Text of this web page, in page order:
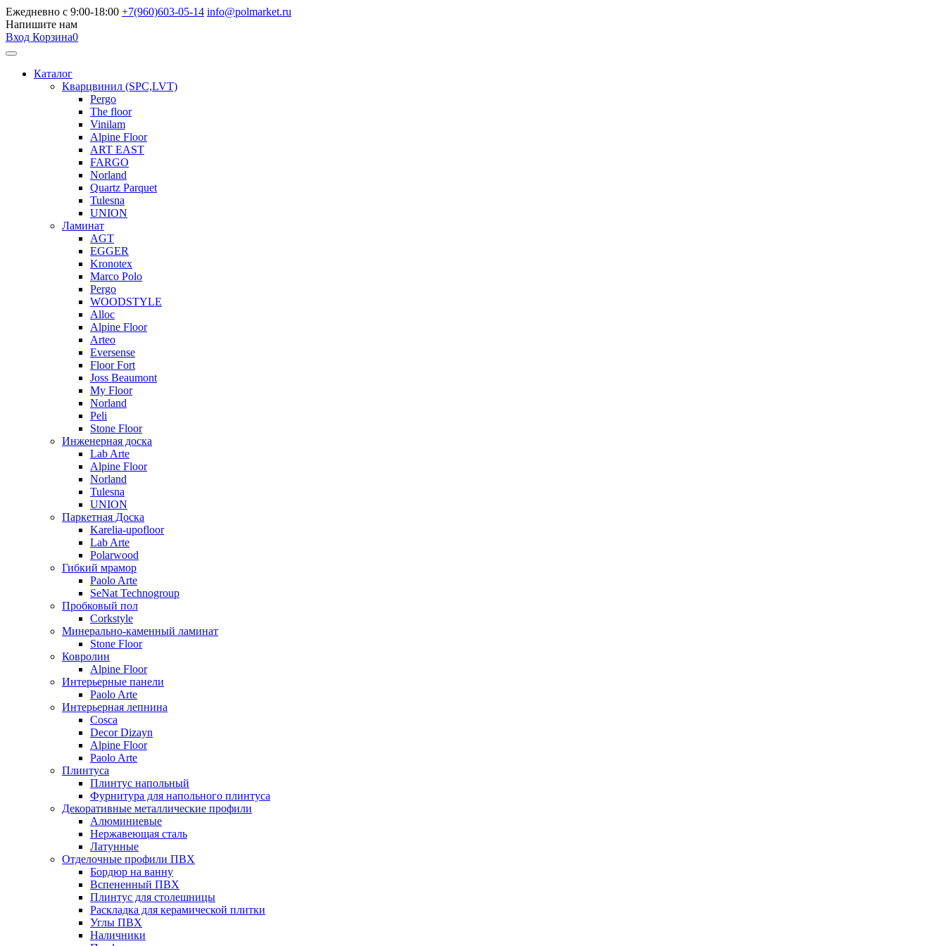
Ежедневно с 9:00-18:00 +7(960)603-05-14 info@polmarket.ru
Напишите нам
Вход Корзина0
Каталог
Кварцвинил (SPC,LVT)
Pergo
The floor
Vinilam
Alpine Floor
ART EAST
FARGO
Norland
Quartz Parquet
Tulesna
UNION
Ламинат
AGT
EGGER
Kronotex
Marco Polo
Pergo
WOODSTYLE
Alloc
Alpine Floor
Arteo
Eversense
Floor Fort
Joss Beaumont
My Floor
Norland
Peli
Stone Floor
Инженерная доска
Lab Arte
Alpine Floor
Norland
Tulesna
UNION
Паркетная Доска
Karelia-upofloor
Lab Arte
Polarwood
Гибкий мрамор
Paolo Arte
SeNat Technogroup
Пробковый пол
Corkstyle
Минерально-каменный ламинат
Stone Floor
Ковролин
Alpine Floor
Интерьерные панели
Paolo Arte
Интерьерная лепнина
Cosca
Decor Dizayn
Alpine Floor
Paolo Arte
Плинтуса
Плинтус напольный
Фурнитура для напольного плинтуса
Декоративные металлические профили
Алюминиевые
Нержавеющая сталь
Латунные
Отделочные профили ПВХ
Бордюр на ванну
Вспененный ПВХ
Плинтус для столешницы
Раскладка для керамической плитки
Углы ПВХ
Наличники